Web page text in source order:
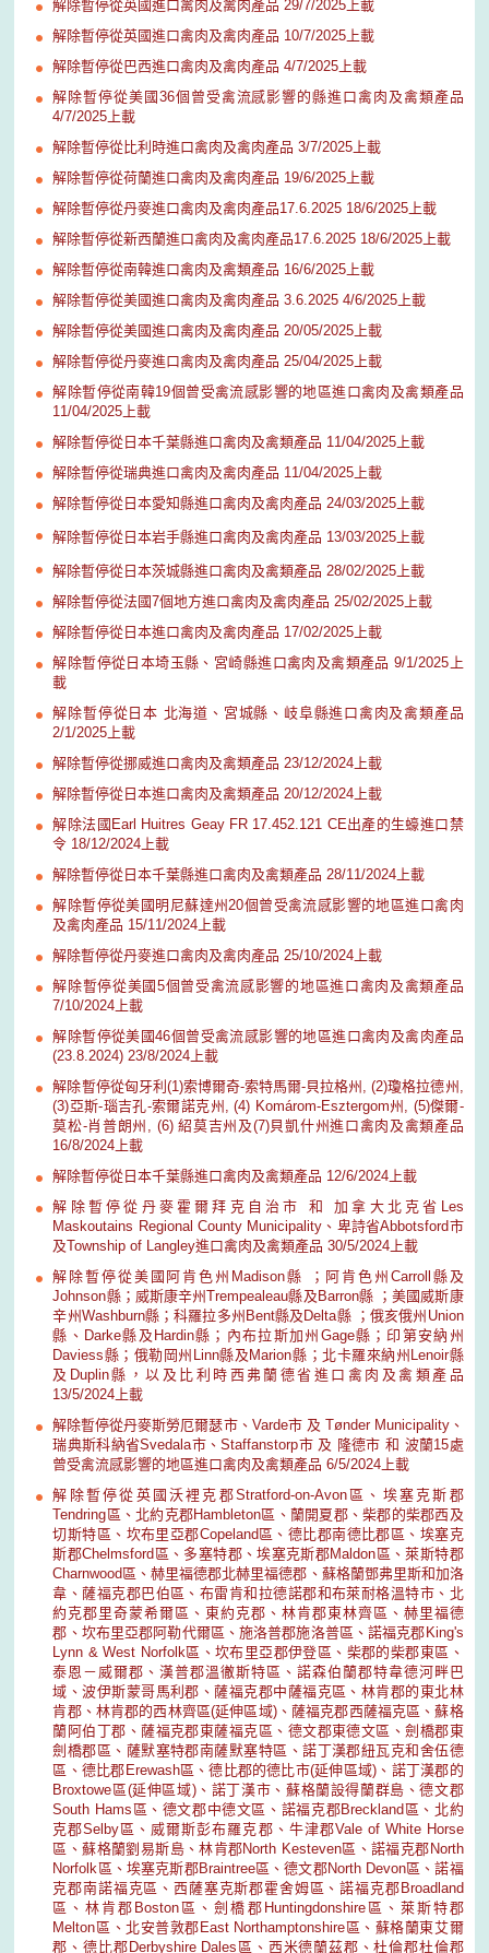
解除暫停從英國進口禽肉及禽肉產品 29/7/2025上載
解除暫停從英國進口禽肉及禽肉產品 10/7/2025上載
解除暫停從巴西進口禽肉及禽肉產品 4/7/2025上載
解除暫停從美國36個曾受禽流感影響的縣進口禽肉及禽類產品
4/7/2025上載
解除暫停從比利時進口禽肉及禽肉產品 3/7/2025上載
解除暫停從荷蘭進口禽肉及禽肉產品 19/6/2025上載
解除暫停從丹麥進口禽肉及禽肉產品17.6.2025 18/6/2025上載
解除暫停從新西蘭進口禽肉及禽肉產品17.6.2025 18/6/2025上載
解除暫停從南韓進口禽肉及禽類產品 16/6/2025上載
解除暫停從美國進口禽肉及禽肉產品 3.6.2025 4/6/2025上載
解除暫停從美國進口禽肉及禽肉產品 20/05/2025上載
解除暫停從丹麥進口禽肉及禽肉產品 25/04/2025上載
解除暫停從南韓19個曾受禽流感影響的地區進口禽肉及禽類產品
11/04/2025上載
解除暫停從日本千葉縣進口禽肉及禽類產品 11/04/2025上載
解除暫停從瑞典進口禽肉及禽肉產品 11/04/2025上載
解除暫停從日本愛知縣進口禽肉及禽肉產品 24/03/2025上載
解除暫停從日本岩手縣進口禽肉及禽肉產品 13/03/2025上載
解除暫停從日本茨城縣進口禽肉及禽類產品 28/02/2025上載
解除暫停從法國7個地方進口禽肉及禽肉產品 25/02/2025上載
解除暫停從日本進口禽肉及禽肉產品 17/02/2025上載
解除暫停從日本埼玉縣、宮崎縣進口禽肉及禽類產品 9/1/2025上
載
解除暫停從日本 北海道、宮城縣、岐阜縣進口禽肉及禽類產品
2/1/2025上載
解除暫停從挪威進口禽肉及禽類產品 23/12/2024上載
解除暫停從日本進口禽肉及禽類產品 20/12/2024上載
解除法國Earl Huitres Geay FR 17.452.121 CE出產的生蠔進口禁
令 18/12/2024上載
解除暫停從日本千葉縣進口禽肉及禽類產品 28/11/2024上載
解除暫停從美國明尼蘇達州20個曾受禽流感影響的地區進口禽肉
及禽肉產品 15/11/2024上載
解除暫停從丹麥進口禽肉及禽肉產品 25/10/2024上載
解除暫停從美國5個曾受禽流感影響的地區進口禽肉及禽類產品
7/10/2024上載
解除暫停從美國46個曾受禽流感影響的地區進口禽肉及禽肉產品
(23.8.2024) 23/8/2024上載
解除暫停從匈牙利(1)索博爾奇-索特馬爾-貝拉格州, (2)瓊格拉德州,
(3)亞斯-瑙吉孔-索爾諾克州, (4) Komárom-Esztergom州, (5)傑爾-
莫松-肖普朗州, (6) 紹莫吉州及(7)貝凱什州進口禽肉及禽類產品
16/8/2024上載
解除暫停從日本千葉縣進口禽肉及禽類產品 12/6/2024上載
解除暫停從丹麥霍爾拜克自治市 和 加拿大北克省Les
Maskoutains Regional County Municipality、卑詩省Abbotsford市
及Township of Langley進口禽肉及禽類產品 30/5/2024上載
解除暫停從美國阿肯色州Madison縣 ；阿肯色州Carroll縣及
Johnson縣；威斯康辛州Trempealeau縣及Barron縣 ；美國威斯康
辛州Washburn縣；科羅拉多州Bent縣及Delta縣 ；俄亥俄州Union
縣、Darke縣及Hardin縣；內布拉斯加州Gage縣；印第安納州
Daviess縣；俄勒岡州Linn縣及Marion縣；北卡羅來納州Lenoir縣
及Duplin縣，以及比利時西弗蘭德省進口禽肉及禽類產品
13/5/2024上載
解除暫停從丹麥斯勞厄爾瑟市、Varde市 及 Tønder Municipality、
瑞典斯科納省Svedala市、Staffanstorp市 及 隆德市 和 波蘭15處
曾受禽流感影響的地區進口禽肉及禽類產品 6/5/2024上載
解除暫停從英國沃裡克郡Stratford-on-Avon區、埃塞克斯郡
Tendring區、北約克郡Hambleton區、蘭開夏郡、柴郡的柴郡西及
切斯特區、坎布里亞郡Copeland區、德比郡南德比郡區、埃塞克
斯郡Chelmsford區、多塞特郡、埃塞克斯郡Maldon區、萊斯特郡
Charnwood區、赫里福德郡北赫里福德郡、蘇格蘭鄧弗里斯和加洛
韋、薩福克郡巴伯區、布雷肯和拉德諾郡和布萊耐格溫特市、北
約克郡里奇蒙希爾區、東約克郡、林肯郡東林齊區、赫里福德
郡、坎布里亞郡阿勒代爾區、施洛普郡施洛普區、諾福克郡King's
Lynn & West Norfolk區、坎布里亞郡伊登區、柴郡的柴郡東區、
泰恩－威爾郡、漢普郡溫徹斯特區、諾森伯蘭郡特韋德河畔巴
域、波伊斯蒙哥馬利郡、薩福克郡中薩福克區、林肯郡的東北林
肯郡、林肯郡的西林齊區(延伸區域)、薩福克郡西薩福克區、蘇格
蘭阿伯丁郡、薩福克郡東薩福克區、德文郡東德文區、劍橋郡東
劍橋郡區、薩默塞特郡南薩默塞特區、諾丁漢郡紐瓦克和舍伍德
區、德比郡Erewash區、德比郡的德比市(延伸區域)、諾丁漢郡的
Broxtowe區(延伸區域)、諾丁漢市、蘇格蘭設得蘭群島、德文郡
South Hams區、德文郡中德文區、諾福克郡Breckland區、北約
克郡Selby區、威爾斯彭布羅克郡、牛津郡Vale of White Horse
區、蘇格蘭劉易斯島、林肯郡North Kesteven區、諾福克郡North
Norfolk區、埃塞克斯郡Braintree區、德文郡North Devon區、諾福
克郡南諾福克區、西薩塞克斯郡霍舍姆區、諾福克郡Broadland
區、林肯郡Boston區、劍橋郡Huntingdonshire區、萊斯特郡
Melton區、北安普敦郡East Northamptonshire區、蘇格蘭東艾爾
郡、德比郡Derbyshire Dales區、西米德蘭茲郡、杜倫郡杜倫郡